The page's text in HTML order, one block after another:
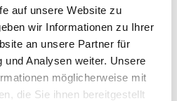
auf unsere Website zu
wir Informationen zu Ihrer
an unsere Partner für
und Analysen weiter. Unsere
möglicherweise mit
die Sie ihnen bereitgestellt